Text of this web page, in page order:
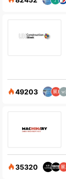
49203
35320